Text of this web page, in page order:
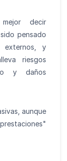
decir
pensado
externos, y
riesgos
y daños
aunque